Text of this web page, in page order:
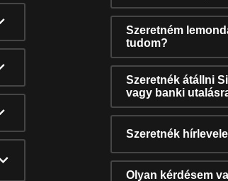
Szeretném
tudom?
Szeretnék átállni
vagy banki
Szeretnék
Olyan kérdésem